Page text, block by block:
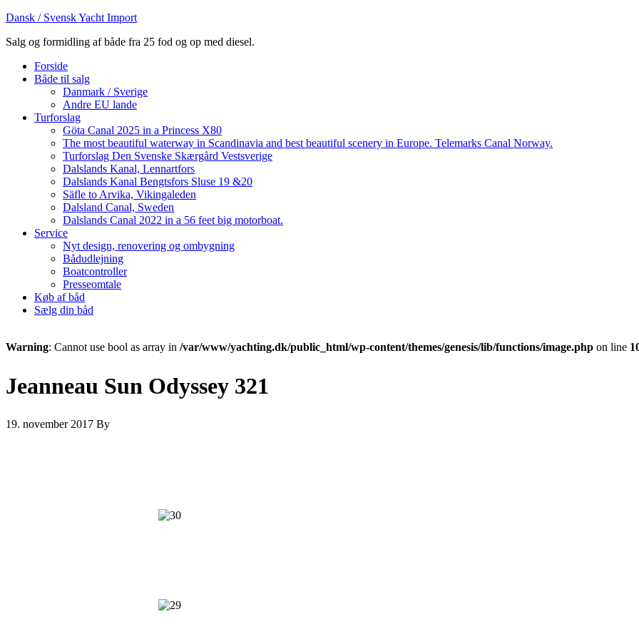
Dansk / Svensk Yacht Import
Salg og formidling af både fra 25 fod og op med diesel.
Forside
Både til salg
Danmark / Sverige
Andre EU lande
Turforslag
Göta Canal 2025 in a Princess X80
The most beautiful waterway in Scandinavia and best beautiful scenery in Europe. Telemarks Canal Norway.
Turforslag Den Svenske Skærgård Vestsverige
Dalslands Kanal, Lennartfors
Dalslands Kanal Bengtsfors Sluse 19 &20
Säfle to Arvika, Vikingaleden
Dalsland Canal, Sweden
Dalslands Canal 2022 in a 56 feet big motorboat.
Service
Nyt design, renovering og ombygning
Bådudlejning
Boatcontroller
Presseomtale
Køb af båd
Sælg din båd
Warning: Cannot use bool as array in /var/www/yachting.dk/public_html/wp-content/themes/genesis/lib/functions/image.php on line
Jeanneau Sun Odyssey 321
19. november 2017 By